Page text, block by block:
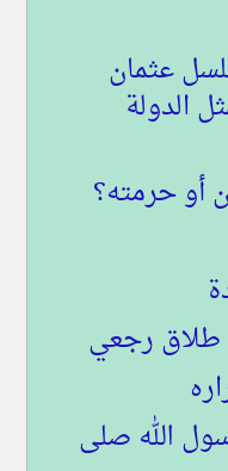
عثمان
الدولة
أو حرمته؟
طلاق رجعي
الله صلى